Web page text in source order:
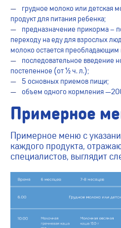
грудное молоко или детская
продукт для питания ребенка;
предназначение прикорма –
переходу на еду для взрослых
молоко остается
последовательное введение
постепенное (от ½ ч. л.);
5 основных приемов пищи;
объем одного кормления
Примерное
Примерное меню с
каждого продукта,
специалистов, выглядит